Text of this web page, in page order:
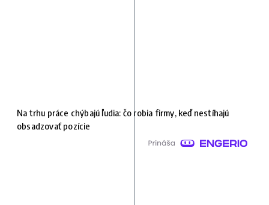
Na trhu práce chýbajú ľudia: čo robia firmy, keď nestíhajú
obsadzovať pozície